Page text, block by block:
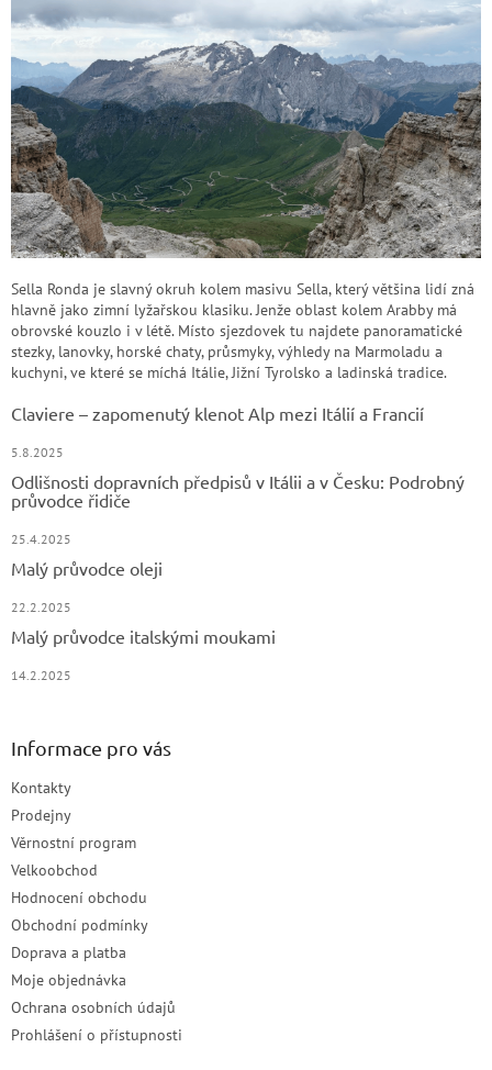
Sella Ronda je slavný okruh kolem masivu Sella, který většina lidí zná
hlavně jako zimní lyžařskou klasiku. Jenže oblast kolem Arabby má
obrovské kouzlo i v létě. Místo sjezdovek tu najdete panoramatické
stezky, lanovky, horské chaty, průsmyky, výhledy na Marmoladu a
kuchyni, ve které se míchá Itálie, Jižní Tyrolsko a ladinská tradice.
Claviere – zapomenutý klenot Alp mezi Itálií a Francií
5.8.2025
Odlišnosti dopravních předpisů v Itálii a v Česku: Podrobný
průvodce řidiče
25.4.2025
Malý průvodce oleji
22.2.2025
Malý průvodce italskými moukami
14.2.2025
Informace pro vás
Kontakty
Prodejny
Věrnostní program
Velkoobchod
Hodnocení obchodu
Obchodní podmínky
Doprava a platba
Moje objednávka
Ochrana osobních údajů
Prohlášení o přístupnosti